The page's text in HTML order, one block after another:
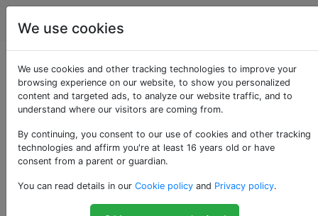
Scacchi
Come analizzo il mio
gioco dopo aver
giocato?
59
Quali tecniche usi per analizzare i tuoi giochi
o quelli di altre persone?
We use cookies
We use cookies and other tracking technologies to improve your
browsing experience on our website, to show you personalized
content and targeted ads, to analyze our website traffic, and to
understand where our visitors are coming from.
By continuing, you consent to our use of cookies and other tracking
technologies and affirm you're at least 16 years old or have
consent from a parent or guardian.
You can read details in our Cookie policy and Privacy policy.